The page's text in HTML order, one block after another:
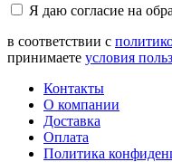
Я даю согласие на
в соответствии с
принимаете условия
Контакты
О компании
Доставка
Оплата
Политика